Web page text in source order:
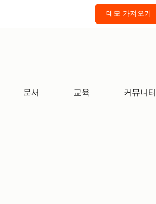
데모 가져오기
문서 교육 커뮤니티